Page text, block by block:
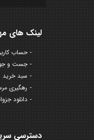
لینک های
حساب
جست و جو
سبد خرید
رهگیری
دانلود
دسترسی